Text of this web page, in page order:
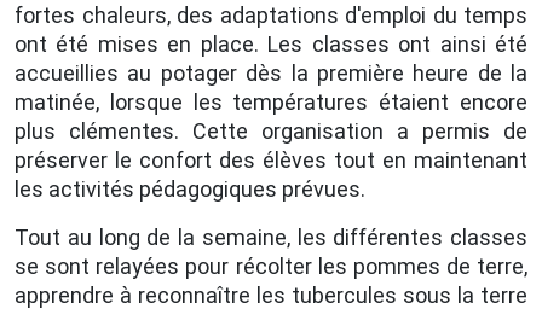
fortes chaleurs, des adaptations d'emploi du temps
ont été mises en place. Les classes ont ainsi été
accueillies au potager dès la première heure de la
matinée, lorsque les températures étaient encore
plus clémentes. Cette organisation a permis de
préserver le confort des élèves tout en maintenant
les activités pédagogiques prévues.
Tout au long de la semaine, les différentes classes
se sont relayées pour récolter les pommes de terre,
apprendre à reconnaître les tubercules sous la terre